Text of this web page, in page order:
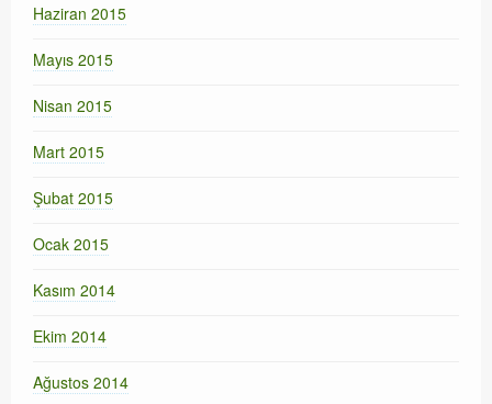
Haziran 2015
Mayıs 2015
Nisan 2015
Mart 2015
Şubat 2015
Ocak 2015
Kasım 2014
Ekim 2014
Ağustos 2014